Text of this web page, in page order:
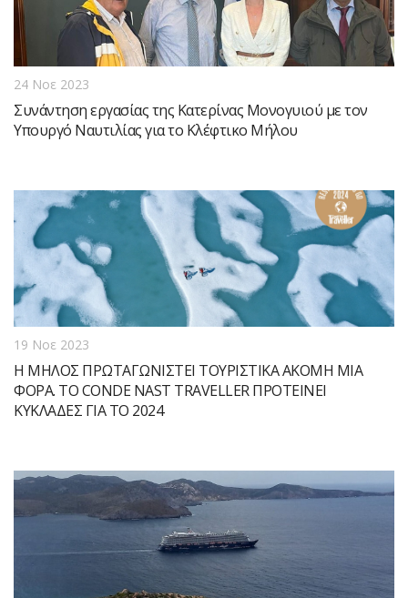
24 Νοε 2023
Συνάντηση εργασίας της Κατερίνας Μονογυιού με τον
Υπουργό Ναυτιλίας για το Κλέφτικο Μήλου
19 Νοε 2023
Η ΜΗΛΟΣ ΠΡΩΤΑΓΩΝΙΣΤΕΙ ΤΟΥΡΙΣΤΙΚΑ ΑΚΟΜΗ ΜΙΑ
ΦΟΡΑ. ΤΟ CONDE NAST TRAVELLER ΠΡΟΤΕΙΝΕΙ
ΚΥΚΛΑΔΕΣ ΓΙΑ ΤΟ 2024